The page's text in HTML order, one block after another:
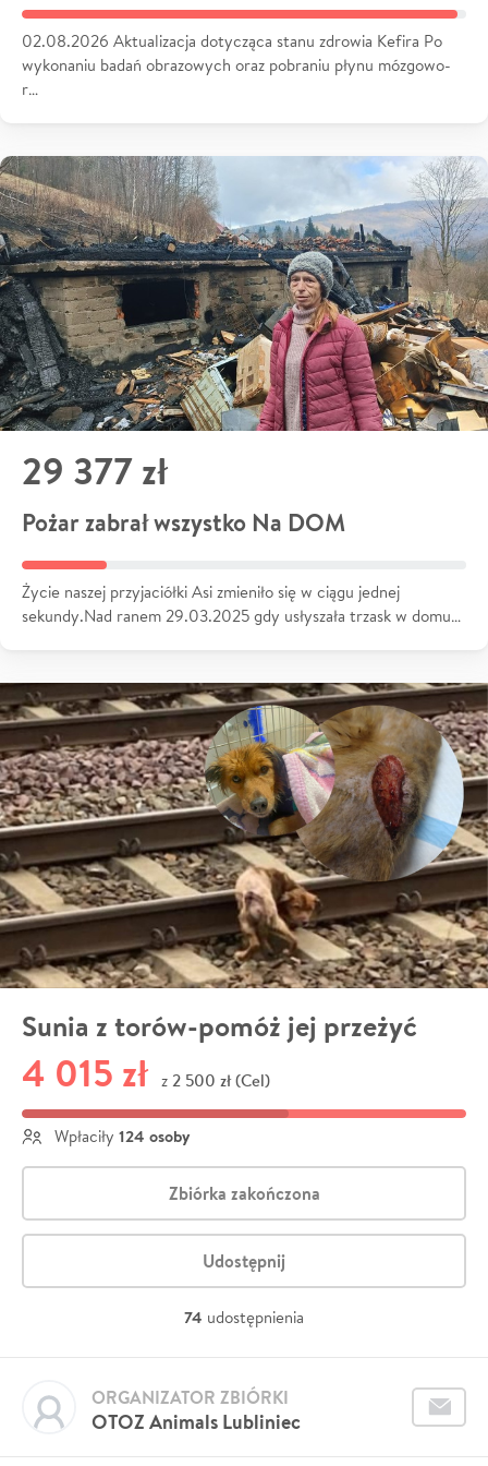
02.08.2026 Aktualizacja dotycząca stanu zdrowia Kefira Po
wykonaniu badań obrazowych oraz pobraniu płynu mózgowo-
r…
29 377 zł
Pożar zabrał wszystko Na DOM
Życie naszej przyjaciółki Asi zmieniło się w ciągu jednej
sekundy.Nad ranem 29.03.2025 gdy usłyszała trzask w domu…
Sunia z torów-pomóż jej przeżyć
4 015 zł z 2 500 zł (Cel)
Wpłaciły 124 osoby
Zbiórka zakończona
Udostępnij
74 udostępnienia
OTOZ Animals Lubliniec
ORGANIZATOR ZBIÓRKI